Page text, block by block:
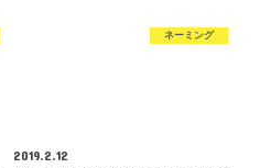
ネーミング
2019.2.12